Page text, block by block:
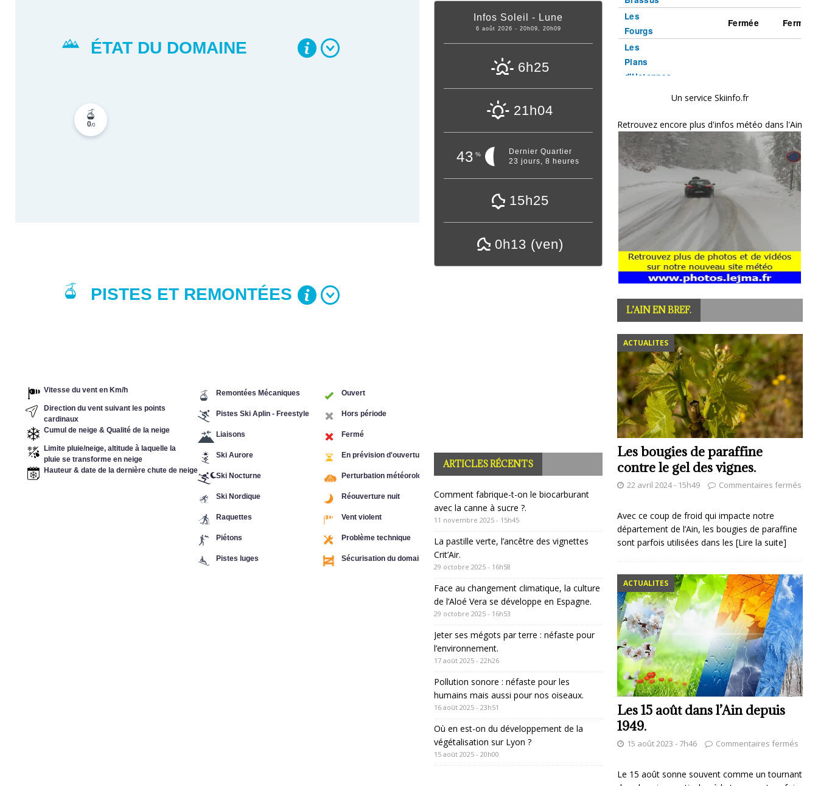
Infos Soleil - Lune
6 août 2026 - 20h09, 20h09
6h25
21h04
43 %
Dernier Quartier
23 jours, 8 heures
15h25
0h13 (ven)
ARTICLES RÉCENTS
Comment fabrique-t-on le biocarburant
avec la canne à sucre ?.
11 novembre 2025 - 15h45
La pastille verte, l’ancêtre des vignettes
Crit’Air.
29 octobre 2025 - 16h58
Face au changement climatique, la culture
de l’Aloé Vera se développe en Espagne.
29 octobre 2025 - 16h53
Jeter ses mégots par terre : néfaste pour
l’environnement.
17 août 2025 - 22h26
Pollution sonore : néfaste pour les
humains mais aussi pour nos oiseaux.
16 août 2025 - 23h51
Où en est-on du développement de la
végétalisation sur Lyon ?
15 août 2025 - 20h00
Un service Skiinfo.fr
Retrouvez encore plus d'infos météo dans l'Ain
L’AIN EN BREF.
Les bougies de paraffine
contre le gel des vignes.
ACTUALITES
22 avril 2024 - 15h49 Commentaires fermés
Avec ce coup de froid qui impacte notre
département de l’Ain, les bougies de paraffine
sont parfois utilisées dans les [Lire la suite]
Les 15 août dans l’Ain depuis
1949.
ACTUALITES
15 août 2023 - 7h46 Commentaires fermés
Le 15 août sonne souvent comme un tournant